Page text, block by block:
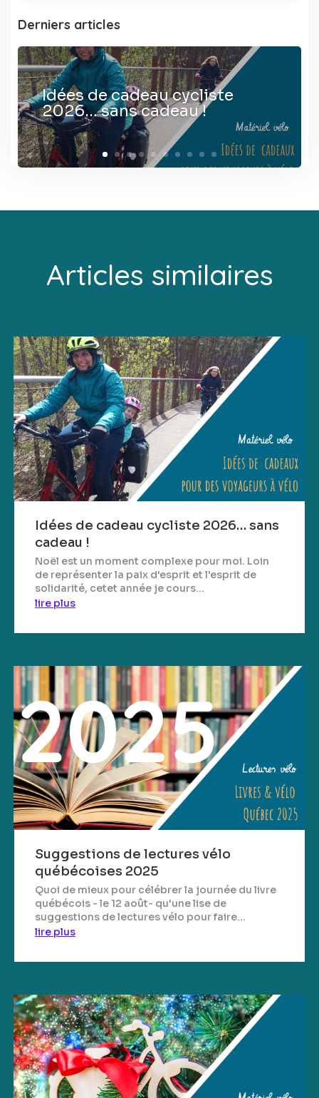
Derniers articles
Idées de cadeau cycliste
2026… sans cadeau !
Articles similaires
Idées de cadeau cycliste 2026… sans
cadeau !
Noël est un moment complexe pour moi. Loin
de représenter la paix d'esprit et l'esprit de
solidarité, cetet année je cours...
lire plus
Suggestions de lectures vélo
québécoises 2025
Quoi de mieux pour célébrer la journée du livre
québécois - le 12 août- qu'une lise de
suggestions de lectures vélo pour faire...
lire plus